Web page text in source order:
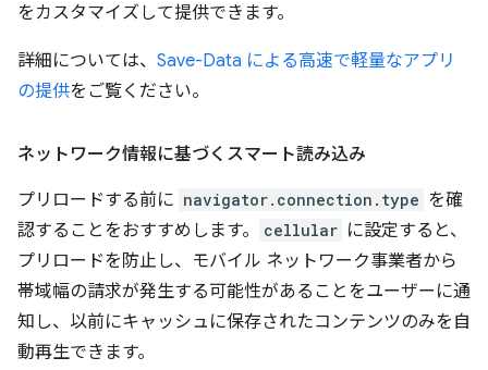
をカスタマイズして提供できます。
詳細については、 Save-Data による高速で軽量なアプリ
の提供をご覧ください。
ネットワーク情報に基づくスマート読み込み
プリロードする前に navigator.connection.type を確
認することをおすすめします。
cellular に設定すると、
プリロードを防止し、モバイル ネットワーク事業者から
帯域幅の請求が発生する可能性があることをユーザーに通
知し、以前にキャッシュに保存されたコンテンツのみを自
動再生できます。